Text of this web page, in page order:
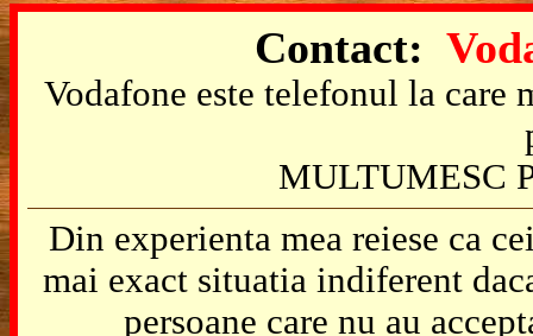
Contact:
Vodafone este telefonul la
MULTUMESC
Din experienta mea reiese ca
mai exact situatia indiferent
persoane care nu au